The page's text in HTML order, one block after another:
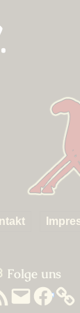
Folge uns
E-
Mail
Facebook